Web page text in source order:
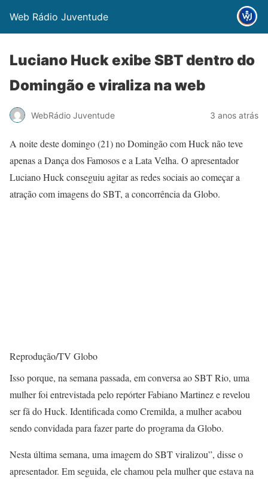
Web Rádio Juventude
Luciano Huck exibe SBT dentro do
Domingão e viraliza na web
WebRádio Juventude 3 anos atrás
A noite deste domingo (21) no Domingão com Huck não teve
apenas a Dança dos Famosos e a Lata Velha. O apresentador
Luciano Huck conseguiu agitar as redes sociais ao começar a
atração com imagens do SBT, a concorrência da Globo.
Reprodução/TV Globo
Isso porque, na semana passada, em conversa ao SBT Rio, uma
mulher foi entrevistada pelo repórter Fabiano Martinez e revelou
ser fã do Huck. Identificada como Cremilda, a mulher acabou
sendo convidada para fazer parte do programa da Globo.
Nesta última semana, uma imagem do SBT viralizou”, disse o
apresentador. Em seguida, ele chamou pela mulher que estava na